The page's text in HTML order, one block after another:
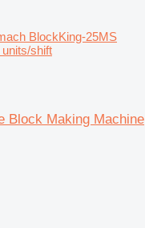
BlockKing-25MS
shift
Block Making Machine